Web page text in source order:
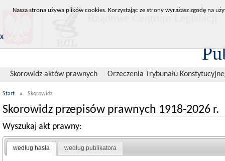
Skorowidz aktów prawnych Orzeczenia Trybunału
Start » Skorowidz
Skorowidz przepisów prawnych 1918-2026 r.
Wyszukaj akt prawny:
według hasła według publikatora
Nasza strona używa plików cookies. Korzystając ze strony wyrażasz zgodę na
X